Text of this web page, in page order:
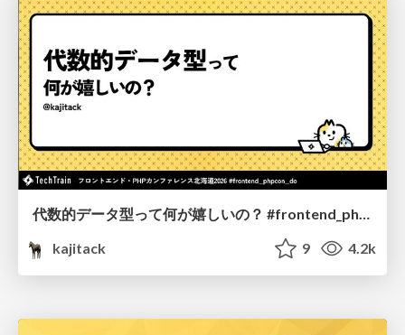
代数的データ型って何が嬉しいの？ #frontend_phpcon_do
kajitack
9 4.2k